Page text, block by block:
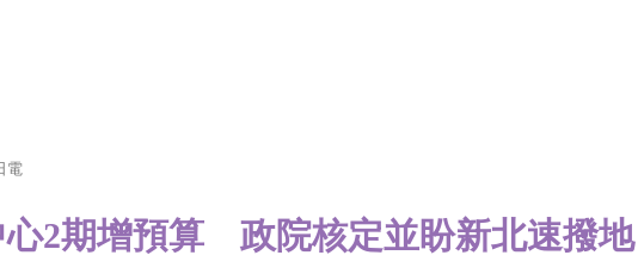
心2期增預算 政院核定並盼新北速撥地
電